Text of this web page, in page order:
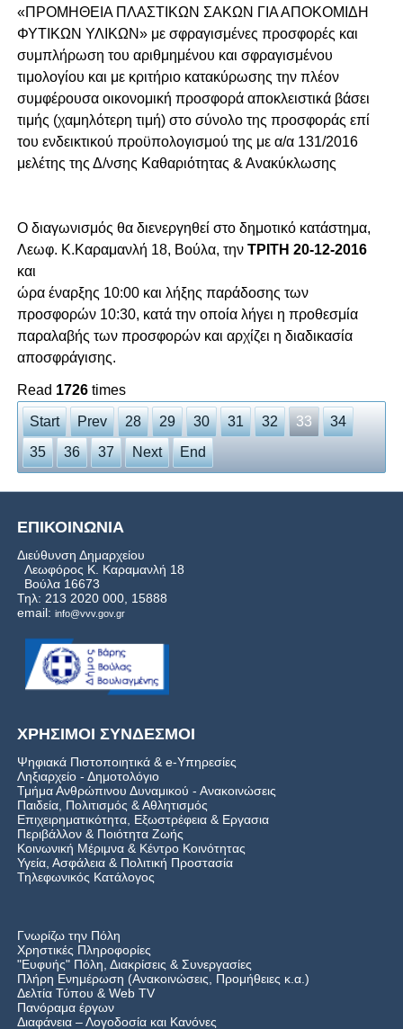
«ΠΡΟΜΗΘΕΙΑ ΠΛΑΣΤΙΚΩΝ ΣΑΚΩΝ ΓΙΑ ΑΠΟΚΟΜΙΔΗ
ΦΥΤΙΚΩΝ ΥΛΙΚΩΝ» με σφραγισμένες προσφορές και
συμπλήρωση του αριθμημένου και σφραγισμένου
τιμολογίου και με κριτήριο κατακύρωσης την πλέον
συμφέρουσα οικονομική προσφορά αποκλειστικά βάσει
τιμής (χαμηλότερη τιμή) στο σύνολο της προσφοράς επί
του ενδεικτικού προϋπολογισμού της με α/α 131/2016
μελέτης της Δ/νσης Καθαριότητας & Ανακύκλωσης
Ο διαγωνισμός θα διενεργηθεί στο δημοτικό κατάστημα,
Λεωφ. Κ.Καραμανλή 18, Βούλα, την ΤΡΙΤΗ 20-12-2016
και
ώρα έναρξης 10:00 και λήξης παράδοσης των
προσφορών 10:30, κατά την οποία λήγει η προθεσμία
παραλαβής των προσφορών και αρχίζει η διαδικασία
αποσφράγισης.
Read 1726 times
Start Prev 28 29 30 31 32 33
34
35
36 37 Next End
ΕΠΙΚΟΙΝΩΝΙΑ
Διεύθυνση Δημαρχείου
Λεωφόρος Κ. Καραμανλή 18
Βούλα 16673
Τηλ: 213 2020 000, 15888
email: info@vvv.gov.gr
ΧΡΗΣΙΜΟΙ ΣΥΝΔΕΣΜΟΙ
Ψηφιακά Πιστοποιητικά & e-Υπηρεσίες
Ληξιαρχείο - Δημοτολόγιο
Τμήμα Ανθρώπινου Δυναμικού - Ανακοινώσεις
Παιδεία, Πολιτισμός & Αθλητισμός
Επιχειρηματικότητα, Εξωστρέφεια & Εργασια
Περιβάλλον & Ποιότητα Ζωής
Kοινωνική Μέριμνα & Κέντρο Κοινότητας
Υγεία, Ασφάλεια & Πολιτική Προστασία
Τηλεφωνικός Κατάλογος
Γνωρίζω την Πόλη
Χρηστικές Πληροφορίες
"Ευφυής" Πόλη, Διακρίσεις & Συνεργασίες
Πλήρη Ενημέρωση (Ανακοινώσεις, Προμήθειες κ.α.)
Δελτία Τύπου & Web TV
Πανόραμα έργων
Διαφάνεια – Λογοδοσία και Κανόνες